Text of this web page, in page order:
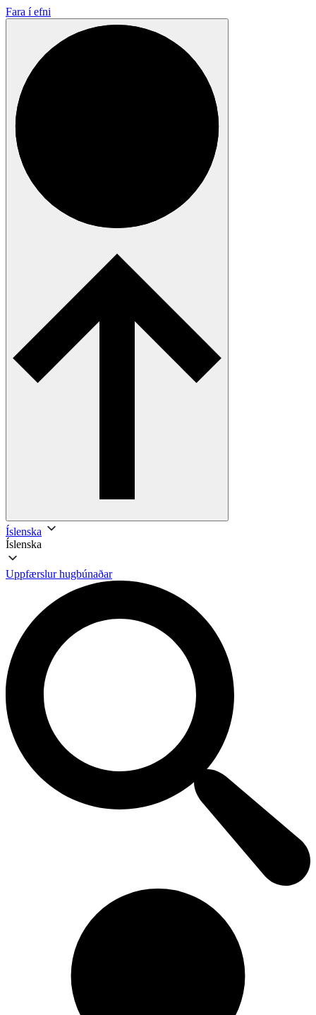
Fara í efni
Íslenska
Íslenska
Uppfærslur hugbúnaðar